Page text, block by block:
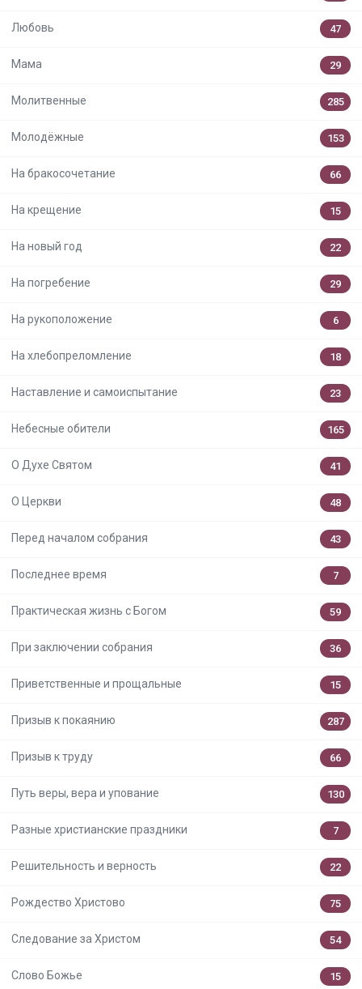
Любовь 47
Мама 29
Молитвенные 285
Молодёжные 153
На бракосочетание 66
На крещение 15
На новый год 22
На погребение 29
На рукоположение 6
На хлебопреломление 18
Наставление и самоиспытание 23
Небесные обители 165
О Духе Святом 41
О Церкви 48
Перед началом собрания 43
Последнее время 7
Практическая жизнь с Богом 59
При заключении собрания 36
Приветственные и прощальные 15
Призыв к покаянию 287
Призыв к труду 66
Путь веры, вера и упование 130
Разные христианские праздники 7
Решительность и верность 22
Рождество Христово 75
Следование за Христом 54
Слово Божье 15